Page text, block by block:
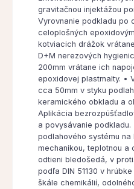
gravitačnou injektážou
Vyrovnanie podkladu po
celoplošných
kotviacich drážok
D+M nerezových
200mm vrátane ich
epoxidovej plastmalty. •
cca 50mm v styku
keramického obkladu a
Aplikácia
a povysávanie
podlahového systému
mechanikou, teplotnou a
odtieni bledošedá, v
podľa DIN 51130 v
škále chemikálií,